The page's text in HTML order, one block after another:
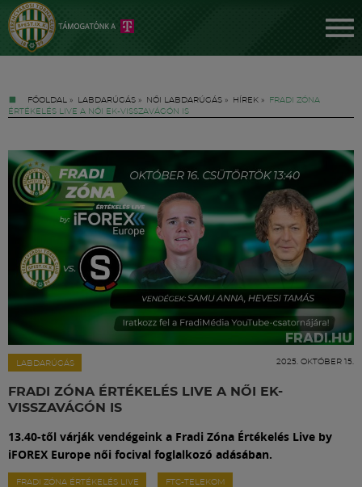
FŐOLDAL » LABDARÚGÁS » NŐI LABDARÚGÁS » HÍREK »
FRADI ZÓNA
ÉRTÉKELÉS LIVE A NŐI EK-VISSZAVÁGÓN IS
LABDARÚGÁS 2025. OKTÓBER 15.
FRADI ZÓNA ÉRTÉKELÉS LIVE A NŐI EK-
VISSZAVÁGÓN IS
13.40-től várják vendégeink a Fradi Zóna Értékelés Live by
iFOREX Europe női focival foglalkozó adásában.
FRADI ZÓNA ÉRTÉKELÉS LIVE FTC-TELEKOM
Jegyek
FM YouTube +
Labdarúgás
Meccscenter